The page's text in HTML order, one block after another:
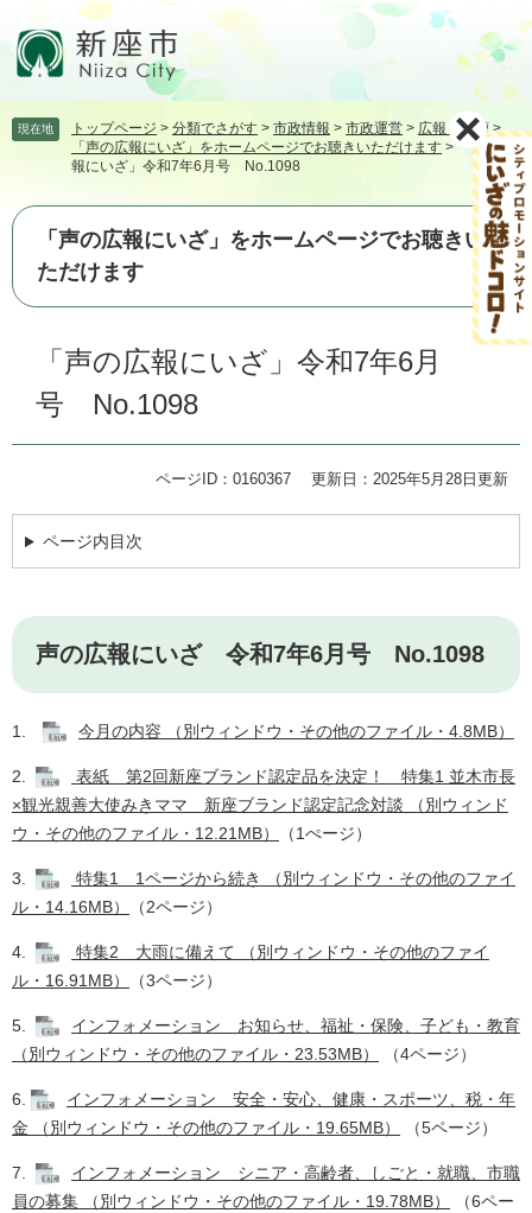
頭飛
て
へ
現在地 トップページ > 分類でさがす > 市政情報 > 市政運営 > 広報・広聴 >
「声の広報にいざ」をホームページでお聴きいただけます >「声の広
報にいざ」令和7年6月号 No.1098
「声の広報にいざ」をホームページでお聴きい
ただけます
「声の広報にいざ」令和7年6月
号 No.1098
ページID：0160367 更新日：2025年5月28日更新
ページ内目次
声の広報にいざ 令和7年6月号 No.1098
1. 今月の内容 （別ウィンドウ・その他のファイル・4.8MB）
2.
表紙 第2回新座ブランド認定品を決定！ 特集1 並木市長
×観光親善大使みきママ 新座ブランド認定記念対談 （別ウィンド
ウ・その他のファイル・12.21MB）
（1ぺージ） ​
3.
特集1 1ページから続き （別ウィンドウ・その他のファイ
ル・14.16MB）
（2ページ）
4.
特集2 大雨に備えて （別ウィンドウ・その他のファイ
ル・16.91MB）
（3ページ） ​
5.
インフォメーション お知らせ、福祉・保険、子ども・教育
（別ウィンドウ・その他のファイル・23.53MB）
（4ページ） ​
6.
インフォメーション 安全・安心、健康・スポーツ、税・年
金 （別ウィンドウ・その他のファイル・19.65MB）
（5ページ） ​
7.
インフォメーション シニア・高齢者、しごと・就職、市職
員の募集 （別ウィンドウ・その他のファイル・19.78MB）
（6ペー